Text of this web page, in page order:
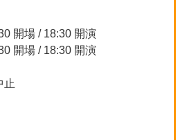
開場 / 18:30 開演
開場 / 18:30 開演